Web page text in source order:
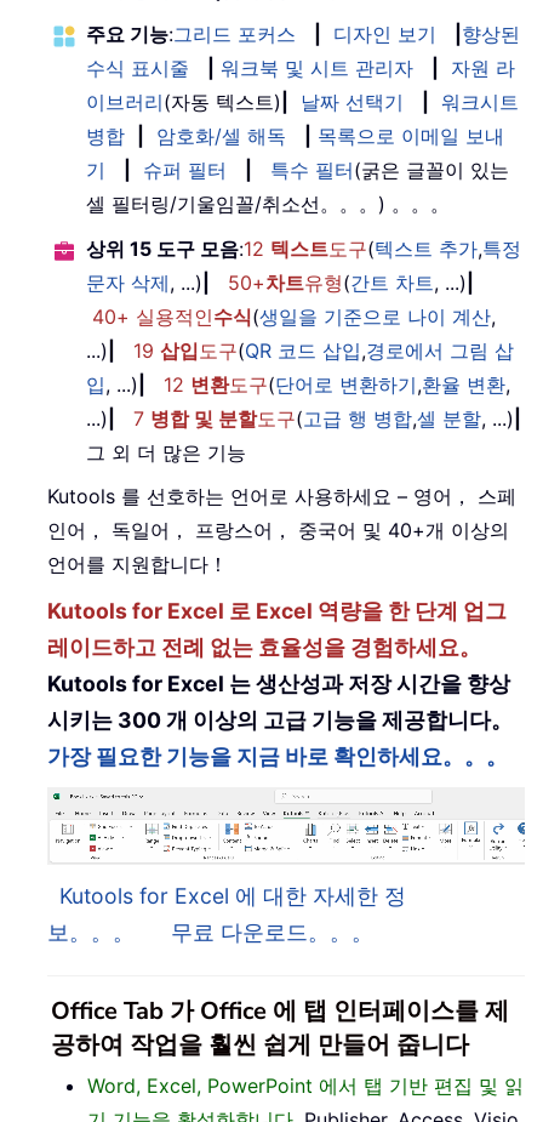
주요 기능:그리드 포커스 디자인 보기
향상된
수식 표시줄
워크북 및 시트 관리자
자원 라
이브러리(자동 텍스트) 날짜 선택기
워크시트
병합
암호화/셀 해독
목록으로 이메일 보내
기
슈퍼 필터 특수 필터(굵은 글꼴이 있는
셀 필터링/기울임꼴/취소선。。。) 。。。
상위 15 도구 모음:12 텍스트도구(텍스트 추가,특정
문자 삭제, ...) 50+차트유형(간트 차트, ...)
40+ 실용적인수식(생일을 기준으로 나이 계산,
...)
19 삽입도구(QR 코드 삽입,경로에서 그림 삽
입, ...) 12 변환도구(단어로 변환하기,환율 변환,
...)
7 병합 및 분할도구(고급 행 병합,셀 분할, ...)
그 외 더 많은 기능
Kutools 를 선호하는 언어로 사용하세요 – 영어， 스페
인어， 독일어， 프랑스어， 중국어 및 40+개 이상의
언어를 지원합니다！
Kutools for Excel 로 Excel 역량을 한 단계 업그
레이드하고 전례 없는 효율성을 경험하세요。
Kutools for Excel 는 생산성과 저장 시간을 향상
시키는 300 개 이상의 고급 기능을 제공합니다。
가장 필요한 기능을 지금 바로 확인하세요。。。
Kutools for Excel 에 대한 자세한 정
보。。。
무료 다운로드。。。
Office Tab 가 Office 에 탭 인터페이스를 제
공하여 작업을 훨씬 쉽게 만들어 줍니다
Word, Excel, PowerPoint 에서 탭 기반 편집 및 읽